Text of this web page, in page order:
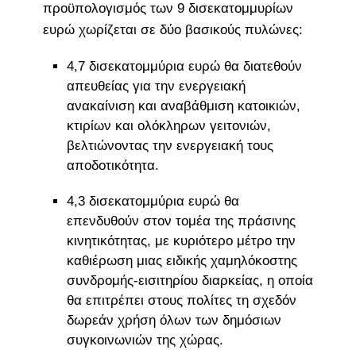
προϋπολογισμός των 9 δισεκατομμυρίων
ευρώ χωρίζεται σε δύο βασικούς πυλώνες:
4,7 δισεκατομμύρια ευρώ θα διατεθούν
απευθείας για την ενεργειακή
ανακαίνιση και αναβάθμιση κατοικιών,
κτιρίων και ολόκληρων γειτονιών,
βελτιώνοντας την ενεργειακή τους
αποδοτικότητα.
4,3 δισεκατομμύρια ευρώ θα
επενδυθούν στον τομέα της πράσινης
κινητικότητας, με κυριότερο μέτρο την
καθιέρωση μιας ειδικής χαμηλόκοστης
συνδρομής-εισιτηρίου διαρκείας, η οποία
θα επιτρέπει στους πολίτες τη σχεδόν
δωρεάν χρήση όλων των δημόσιων
συγκοινωνιών της χώρας.